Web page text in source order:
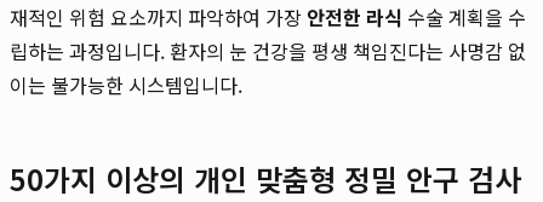
재적인 위험 요소까지 파악하여 가장 안전한 라식 수술 계획을 수
립하는 과정입니다. 환자의 눈 건강을 평생 책임진다는 사명감 없
이는 불가능한 시스템입니다.
50가지 이상의 개인 맞춤형 정밀 안구 검사